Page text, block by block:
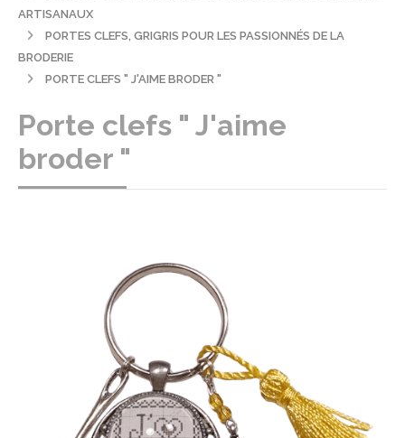
ARTISANAUX
PORTES CLEFS, GRIGRIS POUR LES PASSIONNÉS DE LA
BRODERIE
PORTE CLEFS " J'AIME BRODER "
Porte clefs " J'aime
broder "